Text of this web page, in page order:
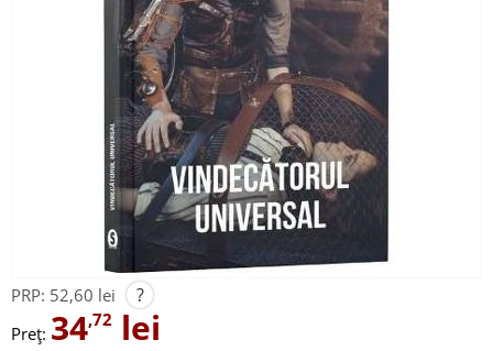
PRP: 52,60 lei ?
Preț: 34,72 lei